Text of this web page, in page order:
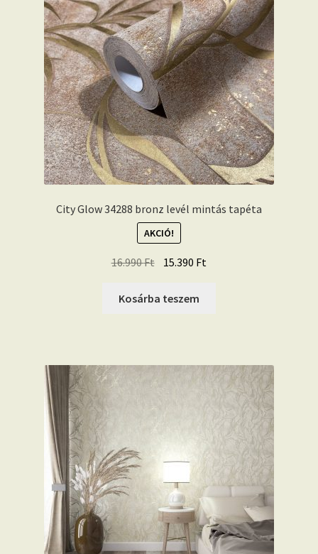
City Glow 34288 bronz levél mintás tapéta
AKCIÓ!
16.990Ft Original
was:
15.390 Ft
Kosárba teszem